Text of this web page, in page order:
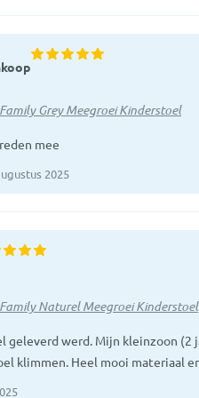
Grey Meegroei Kinderstoel
mee
2025
Naturel Meegroei Kinderstoel
geleverd werd. Mijn kleinzoon (2
klimmen. Heel mooi materiaal